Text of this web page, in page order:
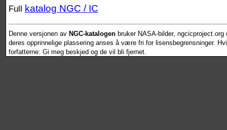
Full katalog NGC / IC
Denne versjonen av NGC-katalogen bruker NASA-bilder,
deres opprinnelige plassering anses å være fri for lisensbegrensninger.
forfatterne: Gi meg beskjed og de vil bli fjernet.